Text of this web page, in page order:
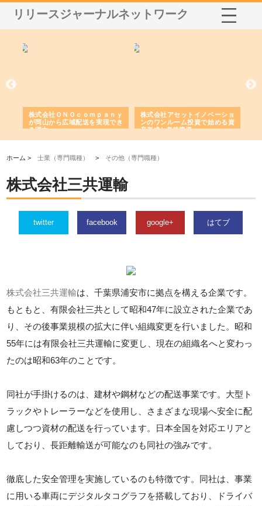
リリースジャーナルネットワーク
株式会社ＯＮＯｃｏｍｐａｎｙ
が岡山から広域配送を実現でき
る理由
株式会社アセットイノベーショ
ンのワンルーム投資で始める資
産形成と老後準備
ホーム >士業（専門職種） > その他（専門職種）
株式会社三共運輸
twitter facebook google+ はてブ
株式会社三共運輸は、千葉県浦安市に拠点を構える企業です。
もともと、有限会社三共として昭和47年に設立された企業であ
り、その後事業規模の拡大に伴い組織変更を行いました。昭和
55年には有限会社三共運輸に変更し、現在の組織名へと変わっ
たのは昭和63年のことです。
同社が手掛けるのは、建材や鋼材などの配送事業です。大型ト
ラックやトレーラーなどを使用し、さまざまな現場へ安全に配
慮しつつ資材の配送を行っています。日本全国を対応エリアと
しており、長距離輸送が可能なのも同社の強みです。
徹底した安全管理を実施しているのも特徴です。同社は、事業
に用いる車両にデジタルタコグラフを搭載しており、ドライバ